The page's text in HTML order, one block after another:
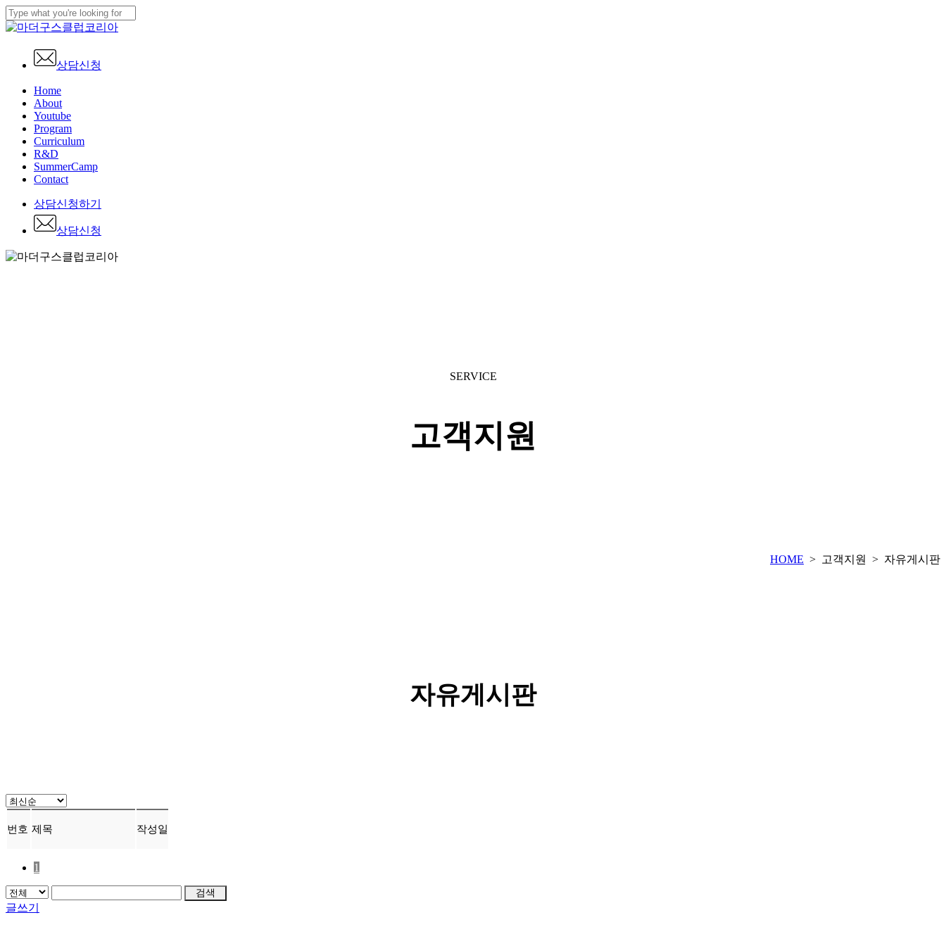
Skip
to
main
content
Close
상담신청
Menu
Home
About
Youtube
Program
Curriculum
R&D
SummerCamp
Contact
상담신청하기
상담신청
SERVICE
고객지원
HOME > 고객지원 > 자유게시판
자유게시판
번호 제목 작성일
1
검색
글쓰기